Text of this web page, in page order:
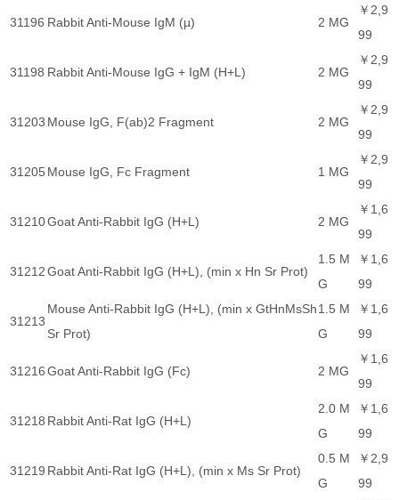
31196 Rabbit Anti-Mouse IgM (µ) 2 MG
￥2,9
99
31198 Rabbit Anti-Mouse IgG + IgM (H+L) 2 MG
￥2,9
99
31203 Mouse IgG, F(ab)2 Fragment 2 MG
￥2,9
99
31205 Mouse IgG, Fc Fragment 1 MG
￥2,9
99
31210Goat Anti-Rabbit IgG (H+L) 2 MG
￥1,6
99
31212 Goat Anti-Rabbit IgG (H+L), (min x Hn Sr Prot)
1.5 M
G
￥1,6
99
31213
Mouse Anti-Rabbit IgG (H+L), (min x GtHnMsSh
Sr Prot)
1.5 M
G
￥1,6
99
31216 Goat Anti-Rabbit IgG (Fc) 2 MG
￥1,6
99
31218 Rabbit Anti-Rat IgG (H+L)
2.0 M
G
￥1,6
99
31219 Rabbit Anti-Rat IgG (H+L), (min x Ms Sr Prot)
0.5 M
G
￥2,9
99